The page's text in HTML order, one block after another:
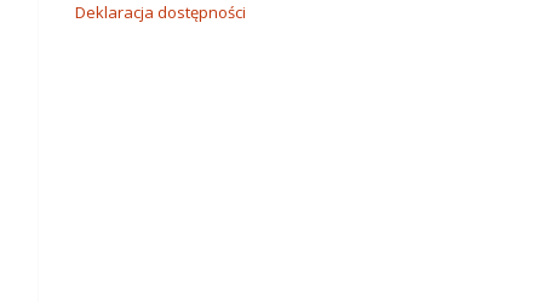
Deklaracja dostępności